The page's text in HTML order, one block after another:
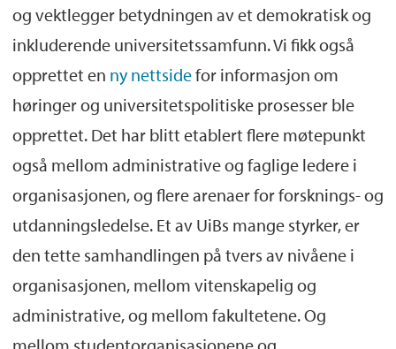
og vektlegger betydningen av et demokratisk og
inkluderende universitetssamfunn. Vi fikk også
opprettet en ny nettsidefor informasjon om
høringer og universitetspolitiske prosesser ble
opprettet. Det har blitt etablert flere møtepunkt
også mellom administrative og faglige ledere i
organisasjonen, og flere arenaer for forsknings- og
utdanningsledelse. Et av UiBs mange styrker, er
den tette samhandlingen på tvers av nivåene i
organisasjonen, mellom vitenskapelig og
administrative, og mellom fakultetene. Og